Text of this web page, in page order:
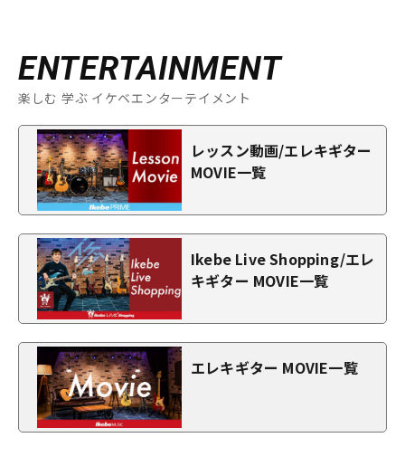
ENTERTAINMENT
楽しむ 学ぶ イケベエンターテイメント
レッスン動画/エレキギター
MOVIE一覧
Ikebe Live Shopping/エレ
キギター MOVIE一覧
エレキギター MOVIE一覧